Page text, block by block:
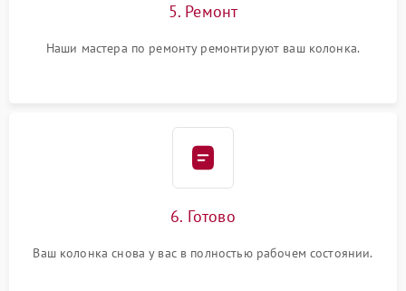
5. Ремонт
Наши мастера по ремонту ремонтируют ваш колонка.
6. Готово
Ваш колонка снова у вас в полностью рабочем состоянии.